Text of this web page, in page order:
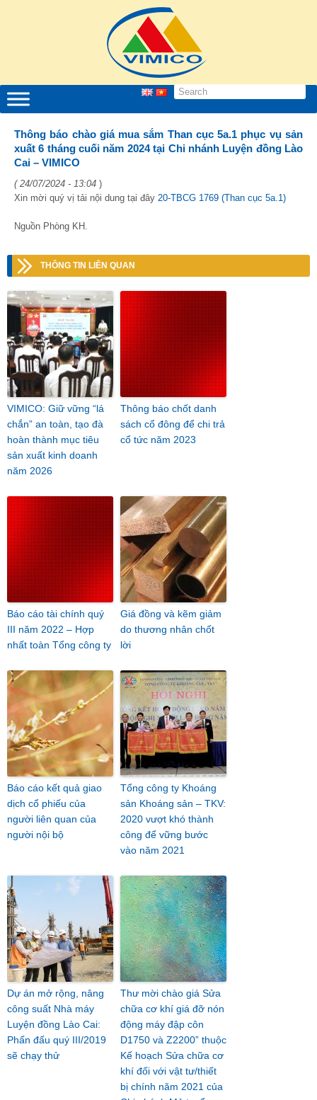
Thông báo chào giá mua sắm Than cục 5a.1 phục vụ sản
xuất 6 tháng cuối năm 2024 tại Chi nhánh Luyện đồng Lào
Cai – VIMICO
( 24/07/2024 - 13:04 )
Xin mời quý vị tải nội dung tại đây 20-TBCG 1769 (Than cục 5a.1)
Nguồn Phòng KH.
THÔNG TIN LIÊN QUAN
VIMICO: Giữ vững “lá
chắn” an toàn, tạo đà
hoàn thành mục tiêu
sản xuất kinh doanh
năm 2026
Thông báo chốt danh
sách cổ đông để chi trả
cổ tức năm 2023
Báo cáo tài chính quý
III năm 2022 – Hợp
nhất toàn Tổng công ty
Giá đồng và kẽm giảm
do thương nhân chốt
lời
Báo cáo kết quả giao
dịch cổ phiếu của
người liên quan của
người nội bộ
Tổng công ty Khoáng
sản Khoáng sản – TKV:
2020 vượt khó thành
công để vững bước
vào năm 2021
Dự án mở rộng, nâng
công suất Nhà máy
Luyện đồng Lào Cai:
Phấn đấu quý III/2019
sẽ chạy thử
Thư mời chào giá Sửa
chữa cơ khí giá đỡ nón
động máy đập côn
D1750 và Z2200” thuộc
Kế hoạch Sửa chữa cơ
khí đối với vật tư/thiết
bị chính năm 2021 của